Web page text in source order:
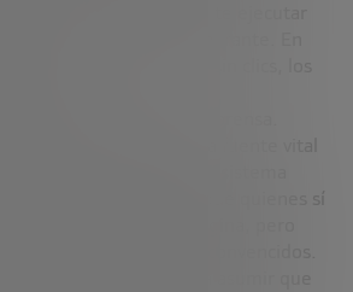
que incluso permite ejecutar
reservar en un restaurante. En
hay enlaces visibles. Y sin clics, los
de negocio de la prensa.
Google suponían una fuente vital
la respuesta directa del sistema
Google defiende que quienes sí
editores no están convencidos.
los medios empiezan a asumir que